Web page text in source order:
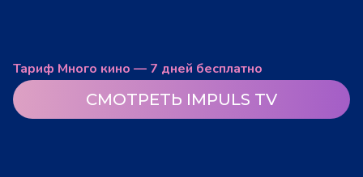
Тариф Много кино — 7 дней бесплатно
СМОТРЕТЬ IMPULS TV